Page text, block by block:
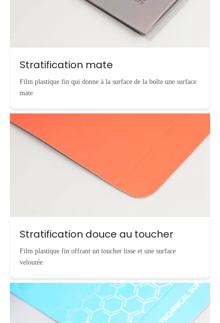
Stratification mate
Film plastique fin qui donne à la surface de la boîte une surface
mate
Stratification douce au toucher
Film plastique fin offrant un toucher lisse et une surface
veloutée